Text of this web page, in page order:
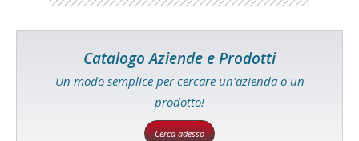
Catalogo Aziende e Prodotti
Un modo semplice per cercare un'azienda o un
prodotto!
Cerca adesso